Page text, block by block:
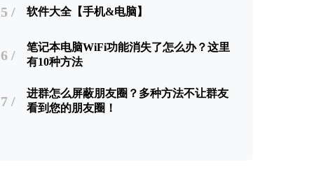
5 / 软件大全【手机&电脑】
6 /
笔记本电脑WiFi功能消失了怎么办？这里
有10种方法
7 /
进群怎么屏蔽朋友圈？多种方法不让群友
看到您的朋友圈！